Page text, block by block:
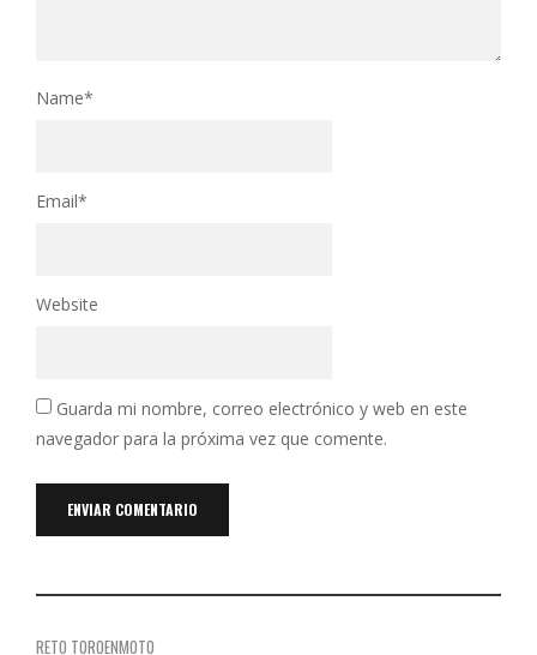
Name*
Email*
Website
Guarda mi nombre, correo electrónico y web en este
navegador para la próxima vez que comente.
RETO TOROENMOTO